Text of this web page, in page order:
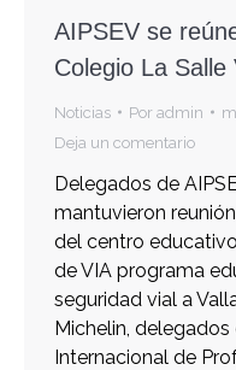
AIPSEV se
Colegio La Salle
Noticias Por admin
Deja un comentario
Delegados de
mantuvieron
del centro
de VIA programa
seguridad vial a
Michelin,
Internacional de